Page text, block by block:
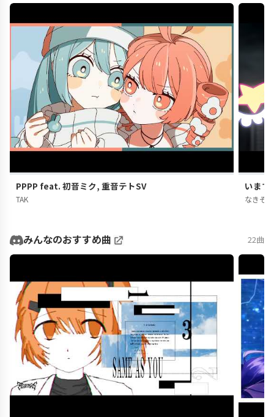
PPPP feat. 初音ミク, 重音テトSV
TAK
いま
なきそ
みんなのおすすめ曲 22曲